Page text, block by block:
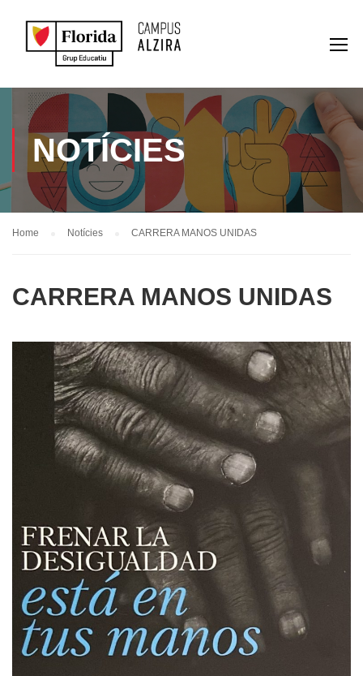
NOTÍCIES
Home Notícies CARRERA MANOS UNIDAS
CARRERA MANOS UNIDAS